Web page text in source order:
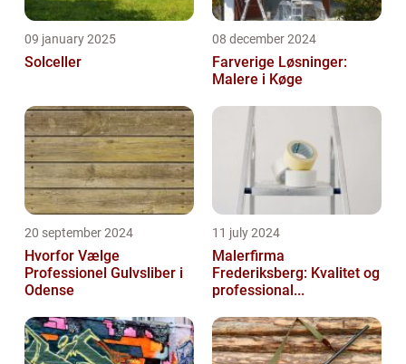
09 january 2025
Solceller
08 december 2024
Farverige Løsninger:
Malere i Køge
20 september 2024
Hvorfor Vælge
Professionel Gulvsliber i
Odense
11 july 2024
Malerfirma
Frederiksberg: Kvalitet og
professional...